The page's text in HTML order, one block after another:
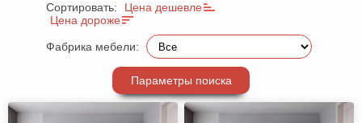
мебель
МебельСортировать:
Цена дешевле
Цена дороже
Фабрика мебели:
Параметры поиска